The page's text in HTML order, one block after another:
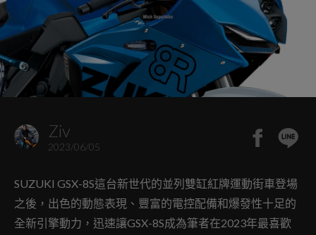
Ziv
2023/06/05
SUZUKI GSX-8S這台新世代的並列雙缸紅牌運動街車登場
之後，出色的動態表現、豐富的電控配備和爆發性十足的
全新引擎動力，迅速讓GSX-8S成為筆者在2023年最喜歡